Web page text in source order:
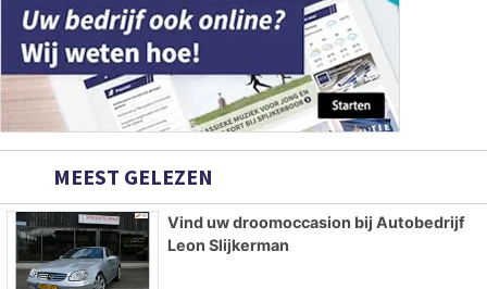
MEEST GELEZEN
Vind uw droomoccasion bij Autobedrijf
Leon Slijkerman